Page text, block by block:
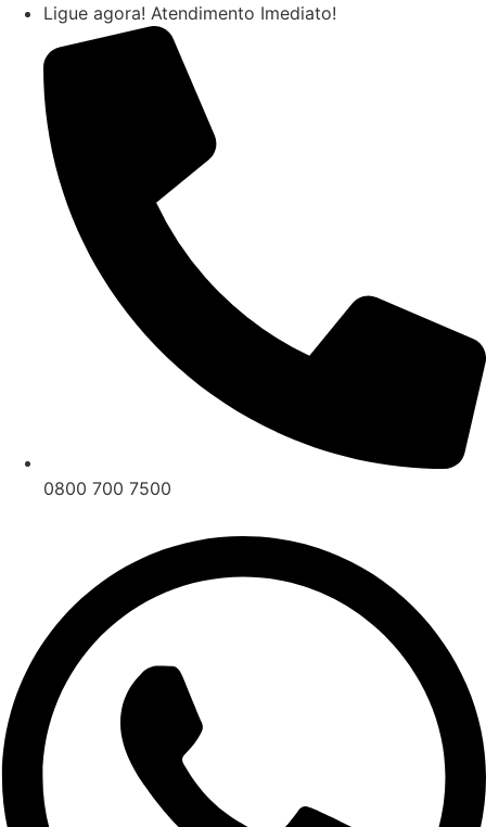
conteúdo
Ligue agora! Atendimento Imediato!
0800 700 7500